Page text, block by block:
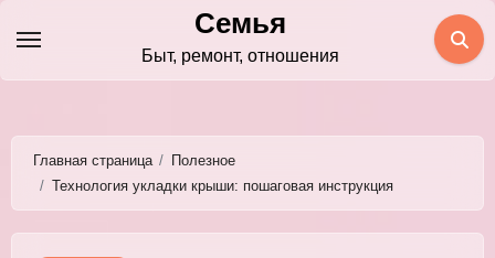
содержимому
Семья
Быт, ремонт, отношения
Главная страница
Полезное
Технология укладки крыши: пошаговая инструкция